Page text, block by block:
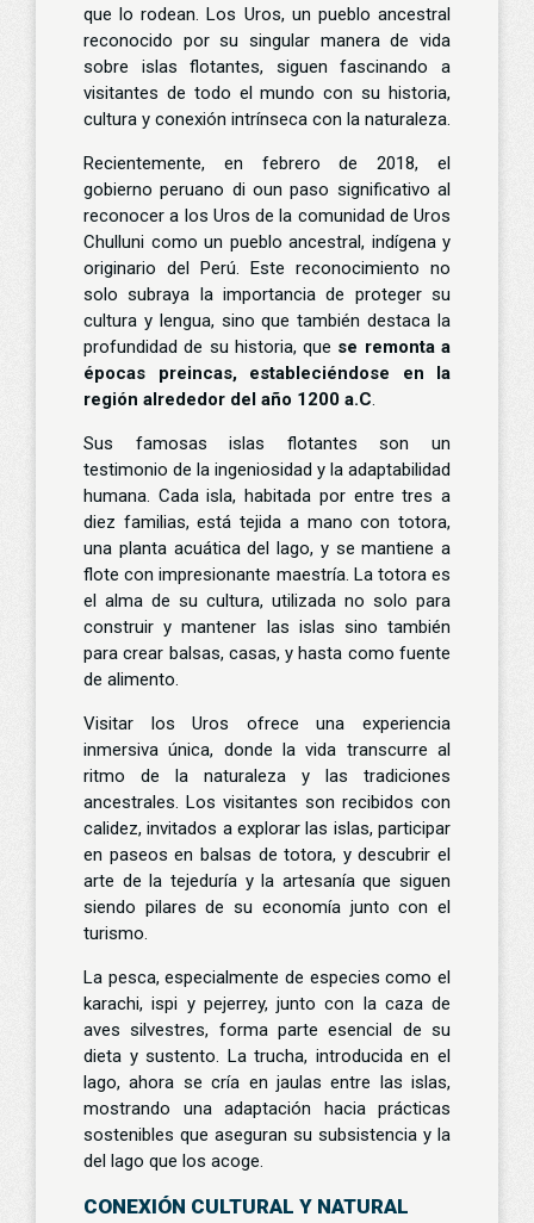
que lo rodean. Los Uros, un pueblo ancestral
reconocido por su singular manera de vida
sobre islas flotantes, siguen fascinando a
visitantes de todo el mundo con su historia,
cultura y conexión intrínseca con la naturaleza.
Recientemente, en febrero de 2018, el
gobierno peruano di oun paso significativo al
reconocer a los Uros de la comunidad de Uros
Chulluni como un pueblo ancestral, indígena y
originario del Perú. Este reconocimiento no
solo subraya la importancia de proteger su
cultura y lengua, sino que también destaca la
profundidad de su historia, que se remonta a
épocas preincas, estableciéndose en la
región alrededor del año 1200 a.C.
Sus famosas islas flotantes son un
testimonio de la ingeniosidad y la adaptabilidad
humana. Cada isla, habitada por entre tres a
diez familias, está tejida a mano con totora,
una planta acuática del lago, y se mantiene a
flote con impresionante maestría. La totora es
el alma de su cultura, utilizada no solo para
construir y mantener las islas sino también
para crear balsas, casas, y hasta como fuente
de alimento.
Visitar los Uros ofrece una experiencia
inmersiva única, donde la vida transcurre al
ritmo de la naturaleza y las tradiciones
ancestrales. Los visitantes son recibidos con
calidez, invitados a explorar las islas, participar
en paseos en balsas de totora, y descubrir el
arte de la tejeduría y la artesanía que siguen
siendo pilares de su economía junto con el
turismo.
La pesca, especialmente de especies como el
karachi, ispi y pejerrey, junto con la caza de
aves silvestres, forma parte esencial de su
dieta y sustento. La trucha, introducida en el
lago, ahora se cría en jaulas entre las islas,
mostrando una adaptación hacia prácticas
sostenibles que aseguran su subsistencia y la
del lago que los acoge.
CONEXIÓN CULTURAL Y NATURAL